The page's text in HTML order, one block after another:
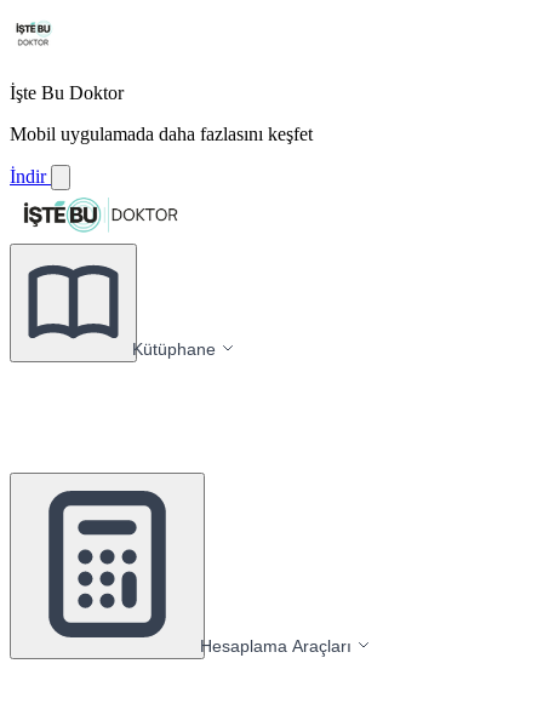
İşte Bu Doktor
Mobil uygulamada daha fazlasını keşfet
İndir
Kütüphane
Hesaplama Araçları